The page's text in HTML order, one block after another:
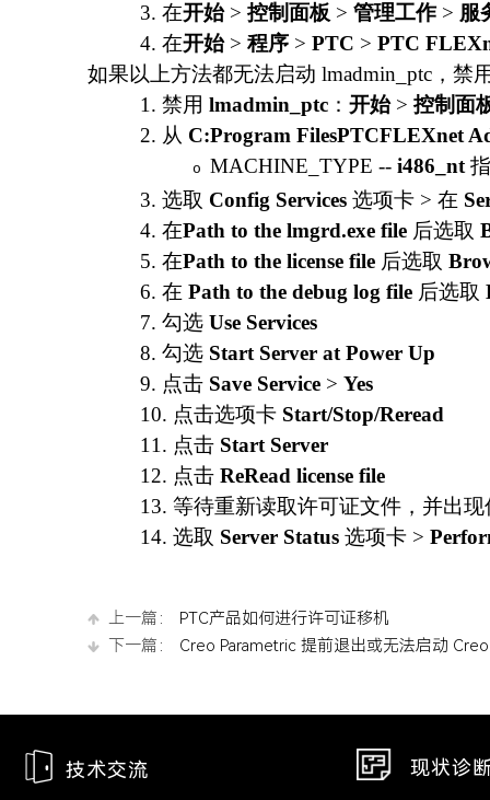
3. 在开始 > 控制面板 > 管理工作 > 服
4. 在开始> 程序 > PTC > PTC
如果以上方法都无法启动 lmadmin_ptc，禁
1. 禁用 lmadmin_ptc ： 开始 > 控制面
2. 从 C:Program FilesPTCFLEXnet
o MACHINE_TYPE -- i486_nt
3. 选取 Config Services 选项卡 > 在
4. 在Path to the lmgrd.exe file 后选取
5. 在Path to the license file 后选取
6. 在 Path to the debug log file 后选取
7. 勾选 Use Services
8. 勾选 Start Server at Power Up
9. 点击 Save Service > Yes
10. 点击选项卡 Start/Stop/Reread
11. 点击 Start Server
12. 点击 ReRead license file
13. 等待重新读取许可证文件，并出现
14. 选取 Server Status 选项卡 >
上一篇：
PTC产品如何进行许可证移机
下一篇：
Creo Parametric 提前退出或无法启动
现状诊
技术交流